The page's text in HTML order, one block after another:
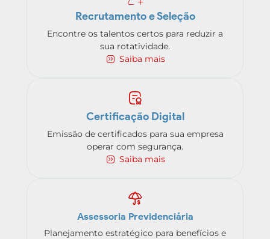
Recrutamento e Seleção
Encontre os talentos certos para reduzir a
sua rotatividade.
Saiba mais
Certificação Digital
Emissão de certificados para sua empresa
operar com segurança.
Saiba mais
Assessoria Previdenciária
Planejamento estratégico para benefícios e